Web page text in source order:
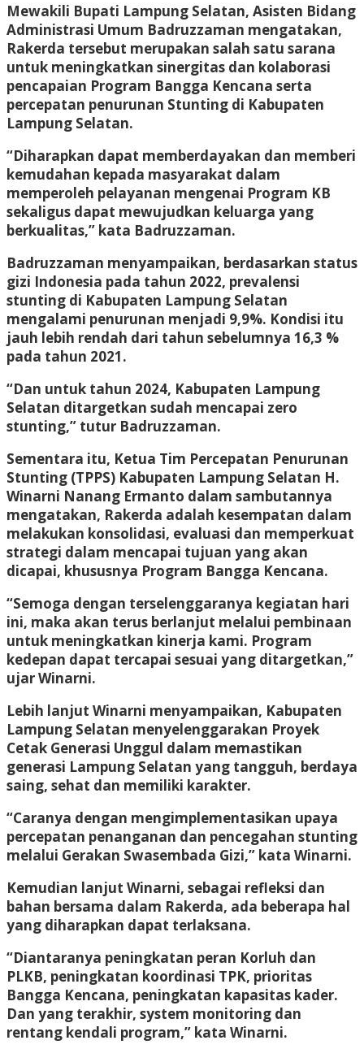
Mewakili Bupati Lampung Selatan, Asisten Bidang
Administrasi Umum Badruzzaman mengatakan,
Rakerda tersebut merupakan salah satu sarana
untuk meningkatkan sinergitas dan kolaborasi
pencapaian Program Bangga Kencana serta
percepatan penurunan Stunting di Kabupaten
Lampung Selatan.
“Diharapkan dapat memberdayakan dan memberi
kemudahan kepada masyarakat dalam
memperoleh pelayanan mengenai Program KB
sekaligus dapat mewujudkan keluarga yang
berkualitas,” kata Badruzzaman.
Badruzzaman menyampaikan, berdasarkan status
gizi Indonesia pada tahun 2022, prevalensi
stunting di Kabupaten Lampung Selatan
mengalami penurunan menjadi 9,9%. Kondisi itu
jauh lebih rendah dari tahun sebelumnya 16,3 %
pada tahun 2021.
“Dan untuk tahun 2024, Kabupaten Lampung
Selatan ditargetkan sudah mencapai zero
stunting,” tutur Badruzzaman.
Sementara itu, Ketua Tim Percepatan Penurunan
Stunting (TPPS) Kabupaten Lampung Selatan H.
Winarni Nanang Ermanto dalam sambutannya
mengatakan, Rakerda adalah kesempatan dalam
melakukan konsolidasi, evaluasi dan memperkuat
strategi dalam mencapai tujuan yang akan
dicapai, khususnya Program Bangga Kencana.
“Semoga dengan terselenggaranya kegiatan hari
ini, maka akan terus berlanjut melalui pembinaan
untuk meningkatkan kinerja kami. Program
kedepan dapat tercapai sesuai yang ditargetkan,”
ujar Winarni.
Lebih lanjut Winarni menyampaikan, Kabupaten
Lampung Selatan menyelenggarakan Proyek
Cetak Generasi Unggul dalam memastikan
generasi Lampung Selatan yang tangguh, berdaya
saing, sehat dan memiliki karakter.
“Caranya dengan mengimplementasikan upaya
percepatan penanganan dan pencegahan stunting
melalui Gerakan Swasembada Gizi,” kata Winarni.
Kemudian lanjut Winarni, sebagai refleksi dan
bahan bersama dalam Rakerda, ada beberapa hal
yang diharapkan dapat terlaksana.
“Diantaranya peningkatan peran Korluh dan
PLKB, peningkatan koordinasi TPK, prioritas
Bangga Kencana, peningkatan kapasitas kader.
Dan yang terakhir, system monitoring dan
rentang kendali program,” kata Winarni.